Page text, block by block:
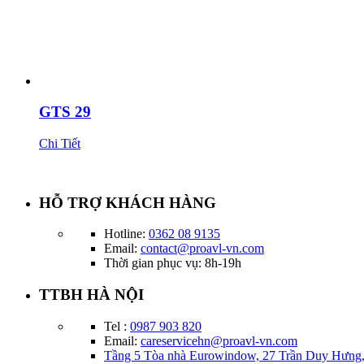
GTS 29
Chi Tiết
HỖ TRỢ KHÁCH HÀNG
Hotline: 0362 08 9135
Email: contact@proavl-vn.com
Thời gian phục vụ: 8h-19h
TTBH HÀ NỘI
Tel : 0987 903 820
Email: careservicehn@proavl-vn.com
Tầng 5 Tòa nhà Eurowindow, 27 Trần Duy